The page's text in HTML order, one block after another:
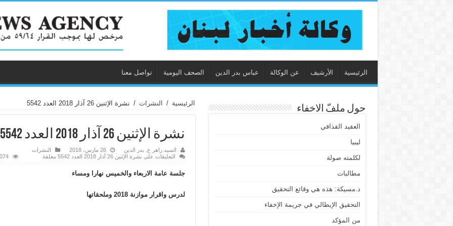
الرئيسية الأرشيف عن الوكالة عباس بدر الدين الصحف اليومية تواصل معنا
الرئيسية / النشرات / نشرة الإثنين 26 آذار 2018 العدد 5542
نشرة الإثنين 26 آذار 2018 العدد 5542
السيد زاهر ع. بدر الدين 26 مارس، 2018
النشرات
التعليقات على نشرة الإثنين 26 آذار 2018 العدد 5542 مغلقة 1,074
جلسة عامة الاربعاء والخميس نهارا ومساء
لدرس واقرار موازنة 2018 وملحقاتها
حول ملفّ الاخفاء
العقيد القذافي
ليبيا
لكلمته صولة
مطالبات
د.مسيكة: هذه هي وقائع التحقيق
التحقيق الإيطالي في جريمة الإخفاء
من المؤكد